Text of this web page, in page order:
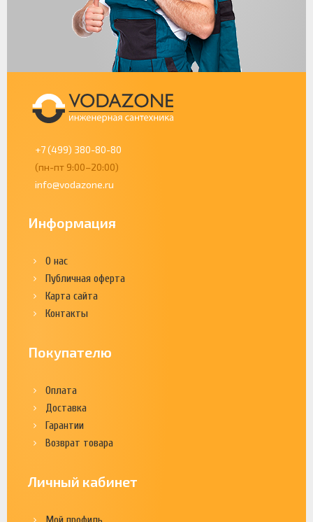
+7 (499) 380-80-80
(пн-пт 9:00–20:00)
info@vodazone.ru
Информация
О нас
Публичная оферта
Карта сайта
Контакты
Покупателю
Оплата
Доставка
Гарантии
Возврат товара
Личный кабинет